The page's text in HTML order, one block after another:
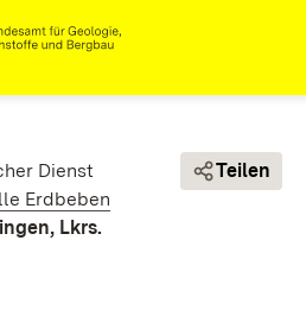
Dienst
Erdbeben
Lkrs.
Teilen